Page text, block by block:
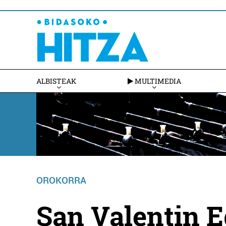
ALBISTEAK MULTIMEDIA
OROKORRA
San Valentin